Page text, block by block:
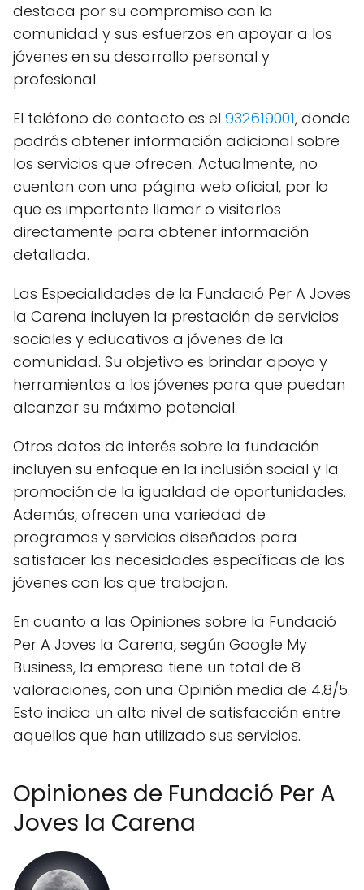
destaca por su compromiso con la
comunidad y sus esfuerzos en apoyar a los
jóvenes en su desarrollo personal y
profesional.
El teléfono de contacto es el 932619001, donde
podrás obtener información adicional sobre
los servicios que ofrecen. Actualmente, no
cuentan con una página web oficial, por lo
que es importante llamar o visitarlos
directamente para obtener información
detallada.
Las Especialidades de la Fundació Per A Joves
la Carena incluyen la prestación de servicios
sociales y educativos a jóvenes de la
comunidad. Su objetivo es brindar apoyo y
herramientas a los jóvenes para que puedan
alcanzar su máximo potencial.
Otros datos de interés sobre la fundación
incluyen su enfoque en la inclusión social y la
promoción de la igualdad de oportunidades.
Además, ofrecen una variedad de
programas y servicios diseñados para
satisfacer las necesidades específicas de los
jóvenes con los que trabajan.
En cuanto a las Opiniones sobre la Fundació
Per A Joves la Carena, según Google My
Business, la empresa tiene un total de 8
valoraciones, con una Opinión media de 4.8/5.
Esto indica un alto nivel de satisfacción entre
aquellos que han utilizado sus servicios.
Opiniones de Fundació Per A
Joves la Carena